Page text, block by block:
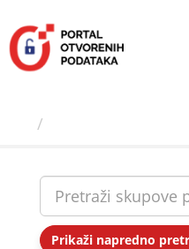
sadržaj
Prikaži napredno